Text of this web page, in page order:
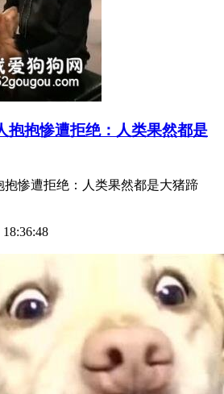
抱抱惨遭拒绝：人类果然都是
抱惨遭拒绝：人类果然都是大猪蹄
18:36:48